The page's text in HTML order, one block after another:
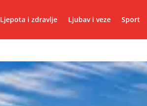
Ljepota i zdravlje Ljubav i veze Sport